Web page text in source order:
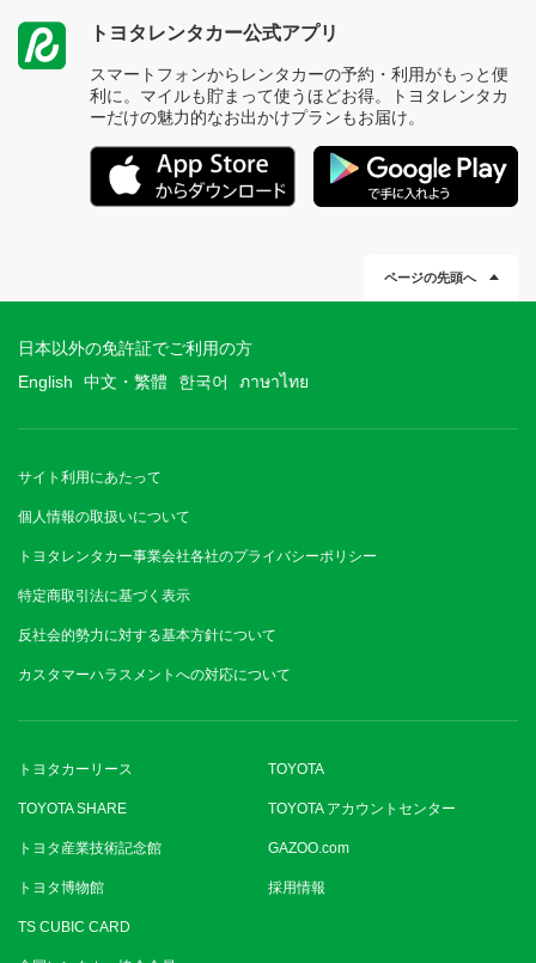
トヨタレンタカー公式アプリ
スマートフォンからレンタカーの予約・利用がもっと便
利に。マイルも貯まって使うほどお得。トヨタレンタカ
ーだけの魅力的なお出かけプランもお届け。
ページの先頭へ
日本以外の免許証でご利用の方
English
中文・繁體 한국어 ภาษาไทย
サイト利用にあたって
個人情報の取扱いについて
トヨタレンタカー事業会社各社のプライバシーポリシー
特定商取引法に基づく表示
反社会的勢力に対する基本方針について
カスタマーハラスメントへの対応について
トヨタカーリース TOYOTA
TOYOTA SHARE TOYOTA アカウントセンター
トヨタ産業技術記念館 GAZOO.com
トヨタ博物館 採用情報
TS CUBIC CARD